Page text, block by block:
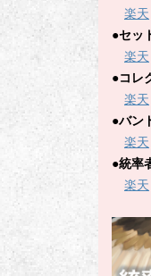
楽天
●セッ
楽天
●コレ
楽天
●バン
楽天
●統率
楽天